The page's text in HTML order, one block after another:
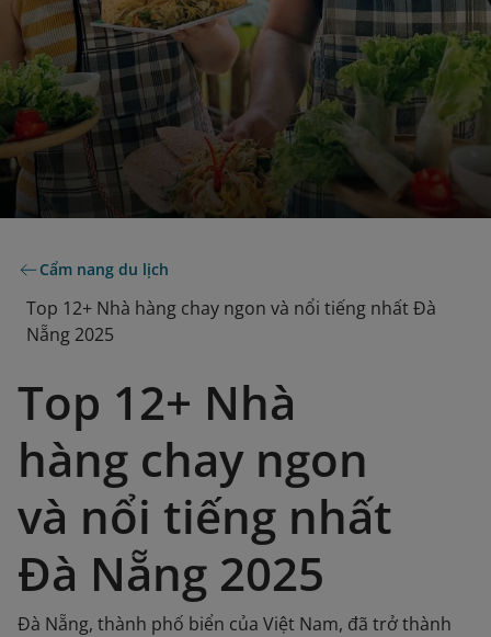
Cẩm nang du lịch
Top 12+ Nhà hàng chay ngon và nổi tiếng nhất Đà
Nẵng 2025
Top 12+ Nhà
hàng chay ngon
và nổi tiếng nhất
Đà Nẵng 2025
Đà Nẵng, thành phố biển của Việt Nam, đã trở thành